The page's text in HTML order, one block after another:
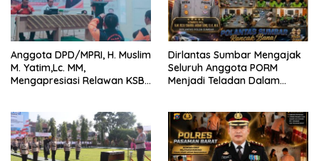
Anggota DPD/MPRI, H. Muslim
M. Yatim,Lc. MM,
Mengapresiasi Relawan KSB
Bencana
Dirlantas Sumbar Mengajak
Seluruh Anggota PORM
Menjadi Teladan Dalam
Perlengkapan Keselamatan
Berkendara